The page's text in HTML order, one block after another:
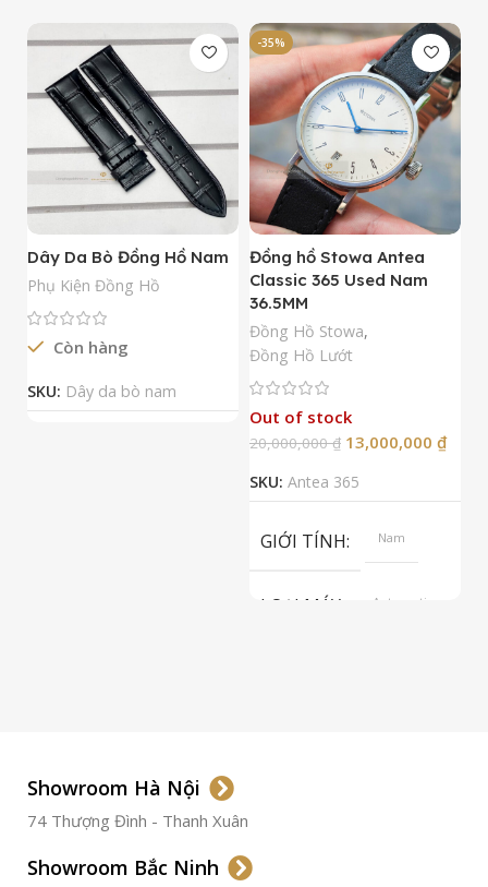
Dây Da Bò Đồng Hồ Nam
Phụ Kiện Đồng Hồ
Còn hàng
SKU: Dây da bò nam
-35%
Đồng hồ Stowa Antea
Classic 365 Used Nam
36.5MM
Đồng Hồ Stowa,
Đồng Hồ Lướt
Out of stock
20,000,000₫ 13,000,000 ₫
SKU: Antea 365
GIỚI TÍNH Nam
LOẠI MÁY
Automatic
Showroom Hà Nội
74 Thượng Đình - Thanh Xuân
Showroom Bắc Ninh